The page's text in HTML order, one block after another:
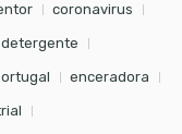
coronavirus
detergente
enceradora